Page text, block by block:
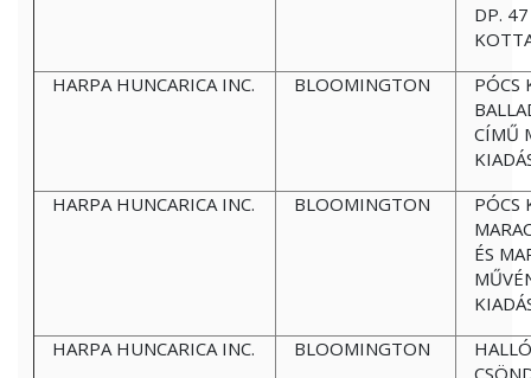
DP.
HARPA HUNCARICA INC.
BLOOMINGTON
PÓCS
CÍMŰ
HARPA HUNCARICA INC.
BLOOMINGTON
PÓCS
ÉS
HARPA HUNCARICA INC.
BLOOMINGTON